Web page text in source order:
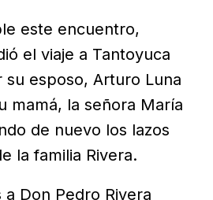
este encuentro,
el viaje a Tantoyuca
su esposo, Arturo Luna
mamá, la señora María
de nuevo los lazos
la familia Rivera.
a Don Pedro Rivera